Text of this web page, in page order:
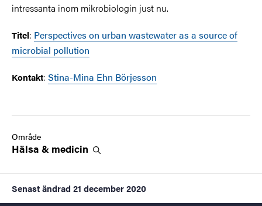
intressanta inom mikrobiologin just nu.
Titel: Perspectives on urban wastewater as a source of
microbial pollution
Kontakt: Stina-Mina Ehn Börjesson
Område
Hälsa & medicin
Senast ändrad 21 december 2020